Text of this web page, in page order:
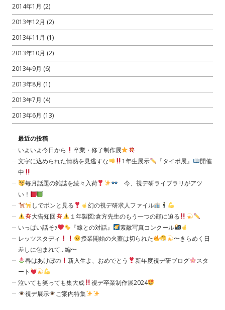
2014年1月 (2)
2013年12月 (2)
2013年11月 (1)
2013年10月 (2)
2013年9月 (6)
2013年8月 (1)
2013年7月 (4)
2013年6月 (13)
最近の投稿
いよいよ今日から
卒業・修了制作展
文字に込められた情熱を見逃すな
1年生展示 『タイポ展』
開催
中
毎月話題の雑誌を続々入荷
今、視デ研ライブラリがアツ
い！
しでポンと見る
幻の視デ研求人ファイル
大告知回
１年製図:倉方先生のもう一つの顔に迫る
いっぱい話そｯ
『線との対話』
素敵写真コンクール
レッツスタディ
授業開始の火蓋は切られた
〜きらめく日
差しに包まれて…編〜
春はあけぼの
新入生よ、おめでとう 新年度視デ研ブログ
スタ
ート
泣いても笑っても集大成
視デ卒業制作展2024
視デ展示
ご案内特集